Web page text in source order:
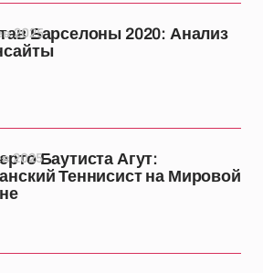
Барселоны 2020: Анализ
2025
Баутиста Агут:
Теннисист на Мировой
2025